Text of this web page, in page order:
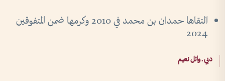
التقاها حمدان بن محمد في 2010 وكرمها ضمن المتفوقين
2024
دبي ـ وائل نعيم